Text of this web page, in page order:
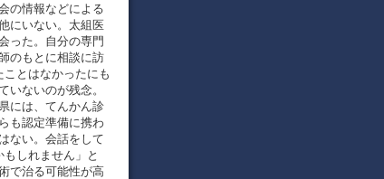
の情報などによる
にいない。太組医
った。自分の専門
のもとに相談に訪
とはなかったにも
いないのが残念。
には、てんかん診
も認定準備に携わ
ない。会話をして
しれません」と
で治る可能性が高